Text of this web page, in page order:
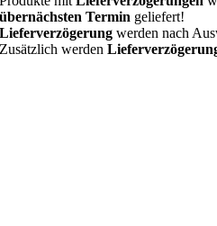
übernächsten Termin geliefert!
Lieferverzögerung werden nach
Zusätzlich werden